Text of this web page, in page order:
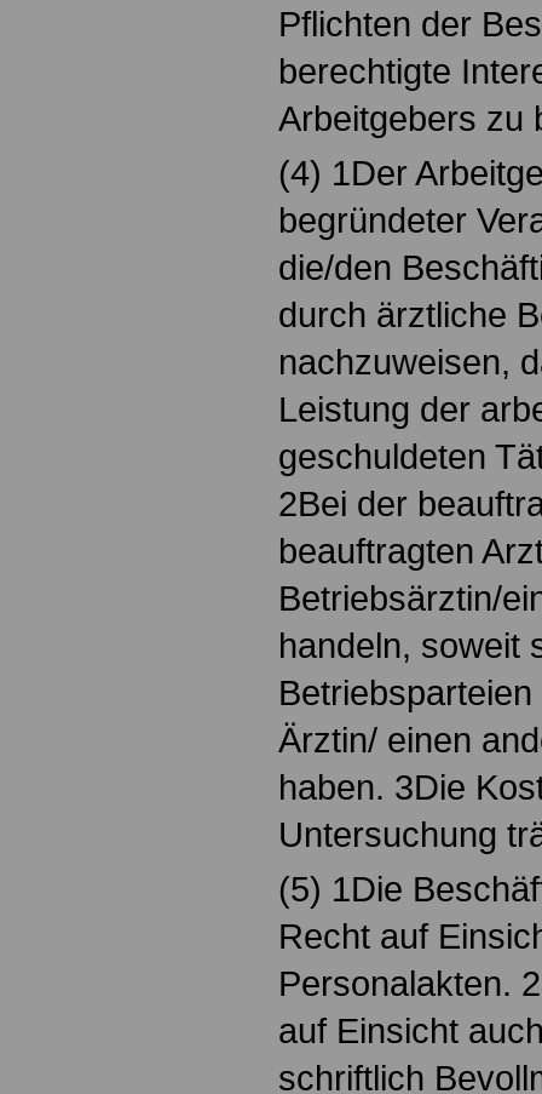
Pflichten der
berechtigte
Arbeitgebers zu
(4) 1Der
begründeter
die/den
durch ärztliche
nachzuweisen,
Leistung der
geschuldeten
2Bei der
beauftragten
Betriebsärztin/
handeln, soweit
Ärztin/ einen
haben. 3Die
Untersuchung
(5) 1Die
Recht auf
Personalakten.
auf Einsicht
schriftlich